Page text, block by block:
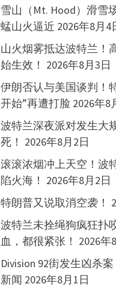
雪山（Mt. Hood）滑雪
蜢山火逼近 2026年8月4
山火烟雾抵达波特兰！
始生效！ 2026年8月3日
伊朗否认与美国谈判！
开始”再遭打脸 2026年8
波特兰深夜派对发生大
死！ 2026年8月2日
滚滚浓烟冲上天空！波
陷火海！ 2026年8月2日
特朗普又说取消空袭！
波特兰未拴绳狗疯狂扑
血，都很紧张！ 2026年
Division 92街发生凶杀
新闻 2026年8月1日